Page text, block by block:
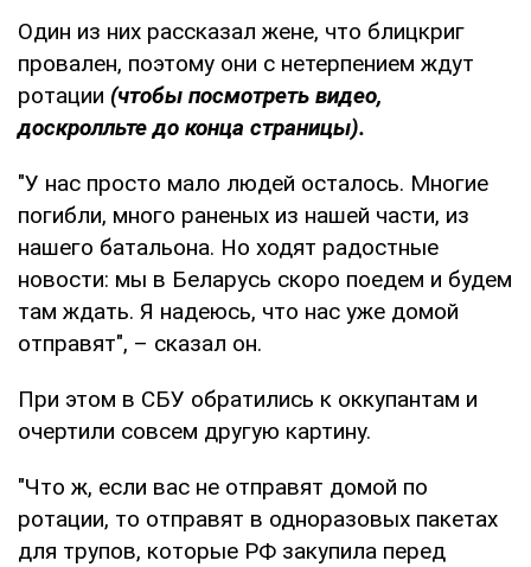
Один из них рассказал жене, что блицкриг
провален, поэтому они с нетерпением ждут
ротации (чтобы посмотреть видео,
доскролльте до конца страницы).
"У нас просто мало людей осталось. Многие
погибли, много раненых из нашей части, из
нашего батальона. Но ходят радостные
новости: мы в Беларусь скоро поедем и будем
там ждать. Я надеюсь, что нас уже домой
отправят", – сказал он.
При этом в СБУ обратились к оккупантам и
очертили совсем другую картину.
"Что ж, если вас не отправят домой по
ротации, то отправят в одноразовых пакетах
для трупов, которые РФ закупила перед